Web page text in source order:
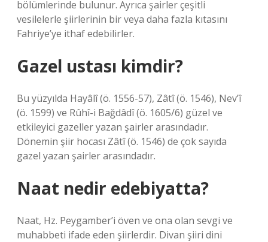
bölümlerinde bulunur. Ayrıca şairler çeşitli
vesilelerle şiirlerinin bir veya daha fazla kıtasını
Fahriye’ye ithaf edebilirler.
Gazel ustası kimdir?
Bu yüzyılda Hayâlî (ö. 1556-57), Zâtî (ö. 1546), Nev’î
(ö. 1599) ve Rûhî-i Bağdâdî (ö. 1605/6) güzel ve
etkileyici gazeller yazan şairler arasındadır.
Dönemin şiir hocası Zâtî (ö. 1546) de çok sayıda
gazel yazan şairler arasındadır.
Naat nedir edebiyatta?
Naat, Hz. Peygamber’i öven ve ona olan sevgi ve
muhabbeti ifade eden şiirlerdir. Divan şiiri dini